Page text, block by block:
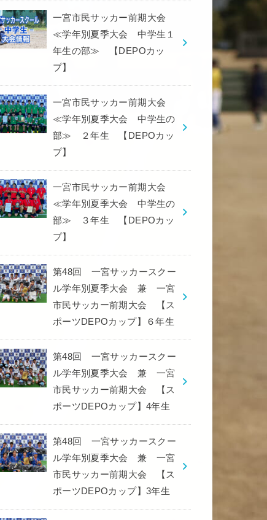
一宮市民サッカー前期大会
≪学年別夏季大会 中学生１
年生の部≫ 【DEPOカッ
プ】
一宮市民サッカー前期大会
≪学年別夏季大会 中学生の
部≫ ２年生 【DEPOカッ
プ】
一宮市民サッカー前期大会
≪学年別夏季大会 中学生の
部≫ ３年生 【DEPOカッ
プ】
第48回 一宮サッカースクー
ル学年別夏季大会 兼 一宮
市民サッカー前期大会 【ス
ポーツDEPOカップ】６年生
第48回 一宮サッカースクー
ル学年別夏季大会 兼 一宮
市民サッカー前期大会 【ス
ポーツDEPOカップ】4年生
第48回 一宮サッカースクー
ル学年別夏季大会 兼 一宮
市民サッカー前期大会 【ス
ポーツDEPOカップ】3年生